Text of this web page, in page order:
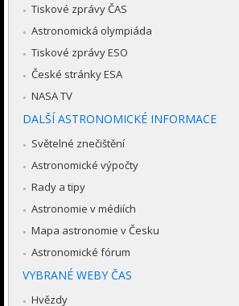
Tiskové zprávy ČAS
Astronomická olympiáda
Tiskové zprávy ESO
České stránky ESA
NASA TV
DALŠÍ ASTRONOMICKÉ INFORMACE
Světelné znečištění
Astronomické výpočty
Rady a tipy
Astronomie v médiích
Mapa astronomie v Česku
Astronomické fórum
VYBRANÉ WEBY ČAS
Hvězdy